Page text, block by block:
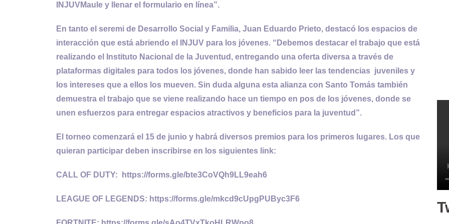
INJUVMaule y llenar el formulario en línea”.
En tanto el seremi de Desarrollo Social y Familia, Juan Eduardo Prieto, destacó los espacios de
interacción que está abriendo el INJUV para los jóvenes. “Debemos destacar el trabajo que está
realizando el Instituto Nacional de la Juventud, entregando una oferta diversa a través de
plataformas digitales para todos los jóvenes, donde han sabido leer las tendencias juveniles y
los intereses que a ellos los mueven. Sin duda alguna esta alianza con Santo Tomás también
demuestra el trabajo que se viene realizando hace un tiempo en pos de los jóvenes, donde se
unen esfuerzos para entregar espacios atractivos y beneficios para la juventud”.
El torneo comenzará el 15 de junio y habrá diversos premios para los primeros lugares. Los que
quieran participar deben inscribirse en los siguientes link:
CALL OF DUTY: https://forms.gle/bte3CoVQh9LL9eah6
LEAGUE OF LEGENDS: https://forms.gle/mkcd9cUpgPUByc3F6